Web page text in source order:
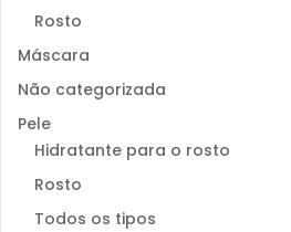
Rosto
Máscara
Não categorizada
Pele
Hidratante para o rosto
Rosto
Todos os tipos